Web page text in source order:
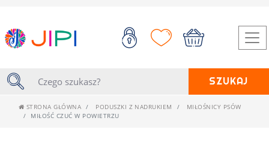
SZUKAJ
STRONA GŁÓWNA PODUSZKI Z NADRUKIEM
MIŁOŚNICY PSÓW
MIŁOŚĆ CZUĆ W POWIETRZU